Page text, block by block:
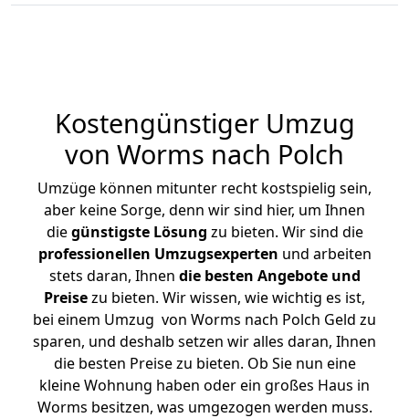
Kostengünstiger Umzug
von Worms nach Polch
Umzüge können mitunter recht kostspielig sein,
aber keine Sorge, denn wir sind hier, um Ihnen
diegünstigste Lösung zu bieten. Wir sind die
professionellen Umzugsexperten und arbeiten
stets daran, Ihnen die besten Angebote und
Preisezu bieten. Wir wissen, wie wichtig es ist,
bei einem Umzug von Worms nach Polch Geld zu
sparen, und deshalb setzen wir alles daran, Ihnen
die besten Preise zu bieten. Ob Sie nun eine
kleine Wohnung haben oder ein großes Haus in
Worms besitzen, was umgezogen werden muss.